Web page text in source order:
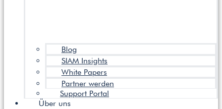
Blog
SIAM Insights
White Papers
Partner werden
Support Portal
Über uns